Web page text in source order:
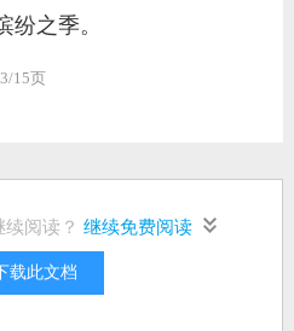
纷之季。
3/15页
阅读？ 继续免费阅读
载此文档